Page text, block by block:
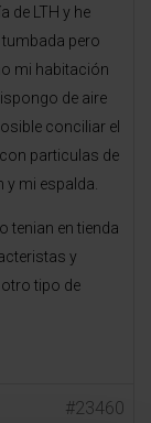
de LTH y he
pero
mi habitación
de aire
conciliar el
particulas de
mi espalda.
tenian en tienda
y
tipo de
#23460